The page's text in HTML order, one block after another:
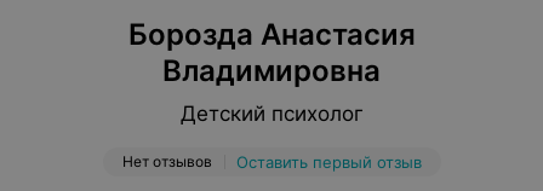
Борозда Анастасия
Владимировна
Детский психолог
Нет отзывов Оставить первый отзыв